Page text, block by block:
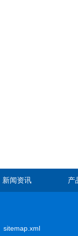
新闻资讯 产
sitemap.xml